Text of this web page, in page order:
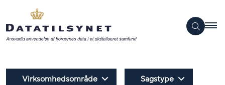
Virksomhedsområde Sagstype